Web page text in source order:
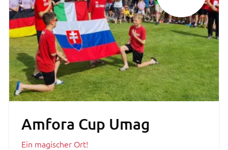
Amfora Cup Umag
Ein magischer Ort!